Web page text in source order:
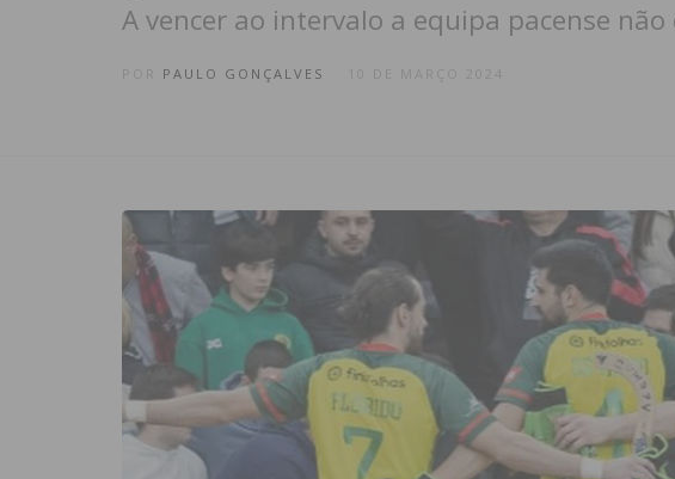
A vencer ao intervalo a equipa pacense
PAULO GONÇALVES 10 DE MARÇO 2024